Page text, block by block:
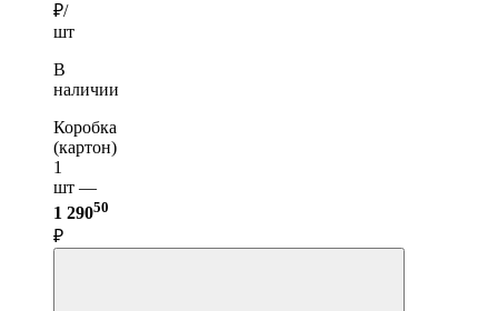
₽/
шт
В
наличии
Коробка
(картон)
1
шт —
1 29050
₽